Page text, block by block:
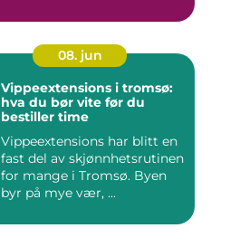
08. jun
Vippeextensions i tromsø:
hva du bør vite før du
bestiller time
Vippeextensions har blitt en
fast del av skjønnhetsrutinen
for mange i Tromsø. Byen
byr på mye vær, ...